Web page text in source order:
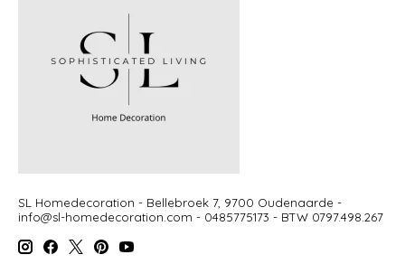
SL Homedecoration - Bellebroek 7, 9700 Oudenaarde -
info@sl-homedecoration.com - 0485775173 - BTW 0797.498.267